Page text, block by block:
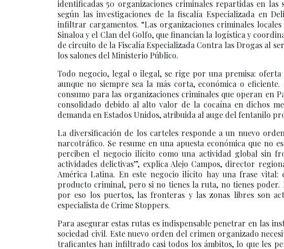
identificadas 50 organizaciones criminales repartidas en las
según las investigaciones de la fiscalía Especializada en
infiltrar cargamentos. “Las organizaciones criminales
Sinaloa y el Clan del Golfo, que financian la logística y
de circuito de la Fiscalía Especializada Contra las Drogas al
los salones del Ministerio Público.
Todo negocio, legal o ilegal, se rige por una premisa:
aunque no siempre sea la más corta, económica o
consumo para las organizaciones criminales que operan en
consolidado debido al alto valor de la cocaína en dichos
demanda en Estados Unidos, atribuida al auge del fentanilo
La diversificación de los carteles responde a un nuevo
narcotráfico. Se resume en una apuesta económica que no
perciben el negocio ilícito como una actividad global sin
actividades delictivas”, explica Alejo Campos, director
América Latina. En este negocio ilícito hay una frase
producto criminal, pero si no tienes la ruta, no tienes poder.
por eso los puertos, las fronteras y las zonas libres son
especialista de Crime Stoppers.
Para asegurar estas rutas es indispensable penetrar en las
sociedad civil. Este nuevo orden del crimen organizado
traficantes han infiltrado casi todos los ámbitos, lo que les